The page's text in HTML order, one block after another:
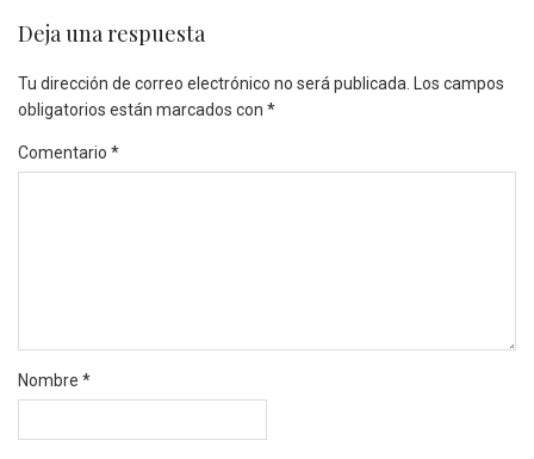
Deja una respuesta
Tu dirección de correo electrónico no será publicada. Los campos
obligatorios están marcados con *
Comentario *
Nombre *